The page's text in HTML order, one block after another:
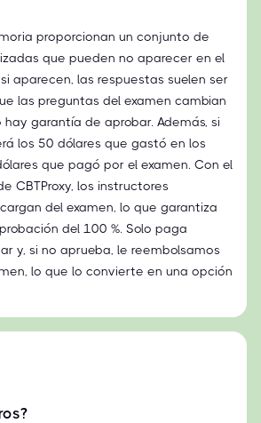
proporcionan un conjunto de
que pueden no aparecer en el
aparecen, las respuestas suelen ser
las preguntas del examen cambian
garantía de aprobar. Además, si
los 50 dólares que gastó en los
que pagó por el examen. Con el
CBTProxy, los instructores
del examen, lo que garantiza
del 100 %. Solo paga
y, si no aprueba, le reembolsamos
lo que lo convierte en una opción